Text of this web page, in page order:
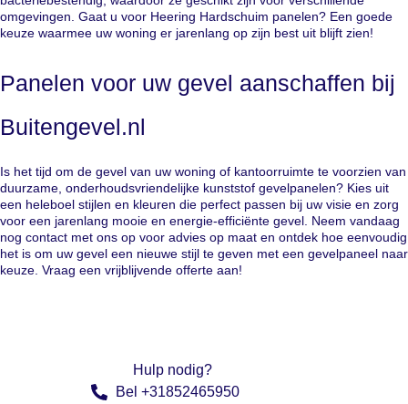
omgevingen. Gaat u voor Heering Hardschuim panelen? Een goede
keuze waarmee uw woning er jarenlang op zijn best uit blijft zien!
Panelen voor uw gevel aanschaffen bij
Buitengevel.nl
Is het tijd om de gevel van uw woning of kantoorruimte te voorzien van
duurzame, onderhoudsvriendelijke kunststof gevelpanelen? Kies uit
een heleboel stijlen en kleuren die perfect passen bij uw visie en zorg
voor een jarenlang mooie en energie-efficiënte gevel. Neem vandaag
nog contact met ons op voor advies op maat en ontdek hoe eenvoudig
het is om uw gevel een nieuwe stijl te geven met een gevelpaneel naar
keuze. Vraag een vrijblijvende offerte aan!
Hulp nodig?
Bel +31852465950